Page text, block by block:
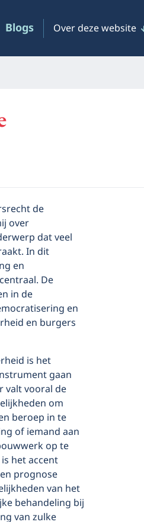
Blogs Over deze website
de
over
dat veel
In dit
en
De
in de
en
en burgers
is het
gaan
valt vooral de
om
beroep in te
of iemand aan
op te
het accent
prognose
van het
behandeling bij
van zulke